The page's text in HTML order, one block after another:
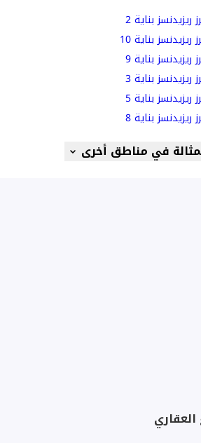
بناية 2
بناية 10
بناية 9
بناية 3
بناية 5
بناية 8
في مناطق أخرى